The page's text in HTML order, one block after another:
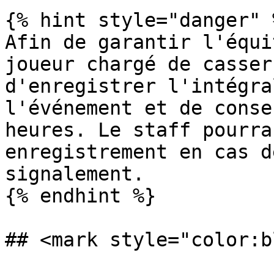
{% hint style="danger"
Afin de garantir
joueur chargé de
d'enregistrer
l'événement et de
heures. Le staff pourra
enregistrement en cas
signalement.
{% endhint %}
## <mark